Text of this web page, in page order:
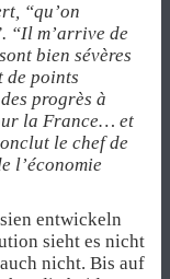
“qu’on
“Il m’arrive de
bien sévères
de points
progrès à
la France… et
le chef de
l’économie
entwickeln
sieht es nicht
nicht. Bis auf